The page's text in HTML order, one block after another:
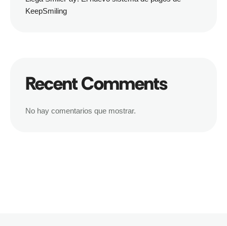
KeepSmiling
Recent Comments
No hay comentarios que mostrar.